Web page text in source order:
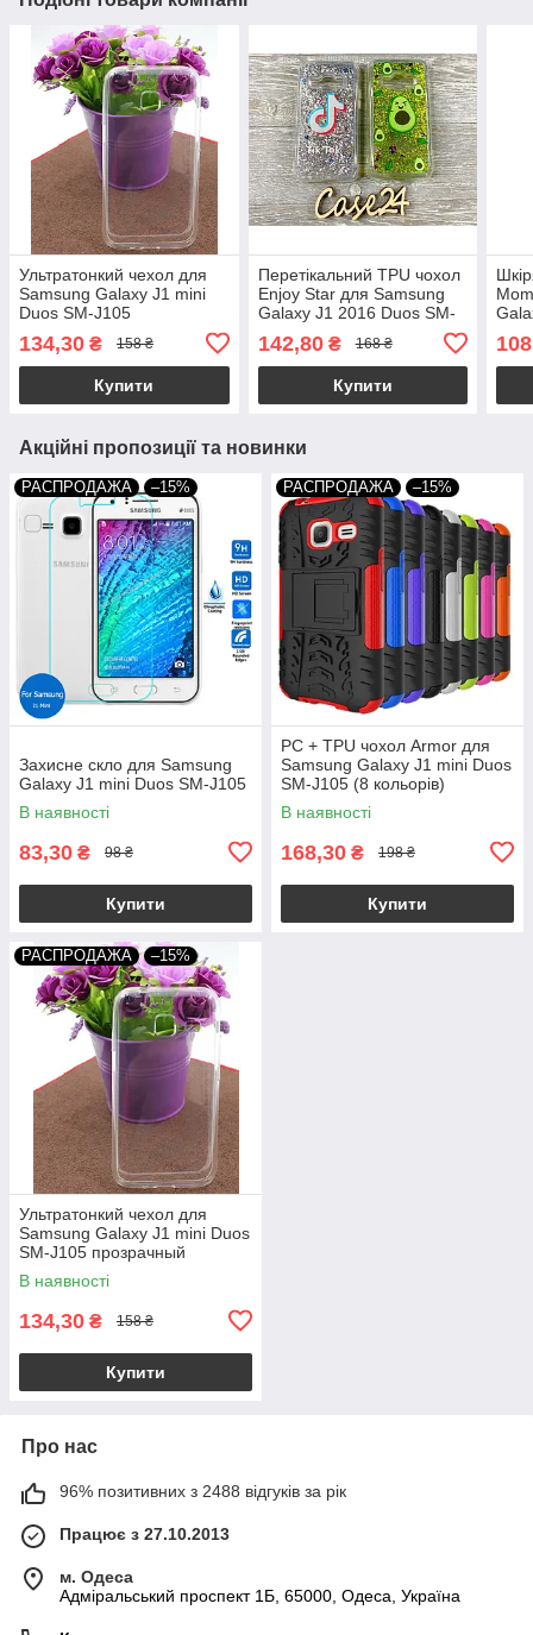
Ультратонкий чехол для
Samsung Galaxy J1 mini
Duos SM-J105
134,30 ₴ 158 ₴
Купити
Перетікальний TPU чохол
Enjoy Star для Samsung
Galaxy J1 2016 Duos SM-
142,80₴ 168 ₴
Купити
Акційні пропозиції та новинки
РАСПРОДАЖА –15%
Захисне скло для Samsung
Galaxy J1 mini Duos SM-J105
В наявності
83,30 ₴ 98 ₴
Купити
РАСПРОДАЖА –15%
PC + TPU чохол Armor для
Samsung Galaxy J1 mini Duos
SM-J105 (8 кольорів)
В наявності
168,30 ₴ 198 ₴
Купити
РАСПРОДАЖА –15%
Ультратонкий чехол для
Samsung Galaxy J1 mini Duos
SM-J105 прозрачный
В наявності
134,30 ₴ 158 ₴
Купити
Про нас
96% позитивних з 2488 відгуків за рік
Працює з 27.10.2013
м. Одеса
Адміральський проспект 1Б, 65000, Одеса, Україна